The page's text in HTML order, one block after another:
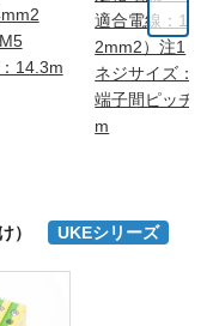
14.3m
適合電線：
2mm2）注1
ネジサイズ：
端子間ピッチ
m
） UKEシリーズ